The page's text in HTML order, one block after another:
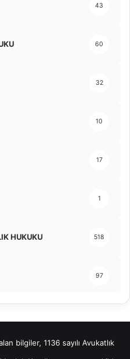
43
60
32
10
17
1
HUKUKU 518
97
bilgiler, 1136 sayılı Avukatlık